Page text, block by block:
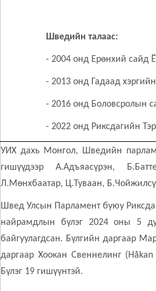
Шведийн талаас:
- 2004 онд Ерөнхий сайд
- 2013 онд Гадаад
- 2016 онд Бoловсролын
- 2022 онд Риксдагийн
УИХ дахь Монгол, Шведийн
гишүүдээр А.Адъяасүрэн,
Л.Мөнхбаатар, Ц.Туваан,
Швед Улсын Парламент буюу
найрамдлын бүлэг 2024 оны 5
байгуулагдсан. Бүлгийн даргаар
даргаар Хоокан Свеннелинг (
Бүлэг 19 гишүүнтэй.